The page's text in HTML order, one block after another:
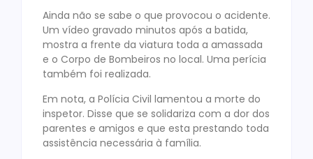
Ainda não se sabe o que provocou o acidente.
Um vídeo gravado minutos após a batida,
mostra a frente da viatura toda a amassada
e o Corpo de Bombeiros no local. Uma perícia
também foi realizada.
Em nota, a Polícia Civil lamentou a morte do
inspetor. Disse que se solidariza com a dor dos
parentes e amigos e que esta prestando toda
assistência necessária à família.